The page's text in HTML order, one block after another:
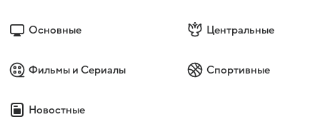
Основные Центральные
Фильмы и Сериалы Спортивные
Новостные